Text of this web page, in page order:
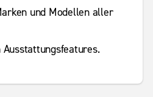
und Modellen aller